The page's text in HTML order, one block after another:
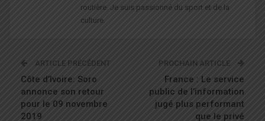
routière. Je suis passionné du sport et de la
culture.
ARTICLE PRÉCÉDENT
Côte d’Ivoire: Soro
annonce son retour
pour le 09 novembre
2019
PROCHAIN ARTICLE
France : Le service
public de l’information
jugé plus performant
que le privé